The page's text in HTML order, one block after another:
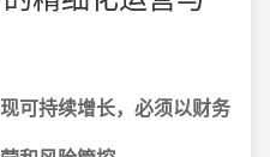
可持续增长，必须以财务